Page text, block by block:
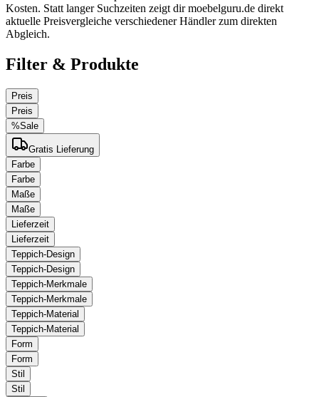
Kosten. Statt langer Suchzeiten zeigt dir moebelguru.de direkt
aktuelle Preisvergleiche verschiedener Händler zum direkten
Abgleich.
Filter & Produkte
Preis
Preis
%Sale
Gratis Lieferung
Farbe
Farbe
Maße
Maße
Lieferzeit
Lieferzeit
Teppich-Design
Teppich-Design
Teppich-Merkmale
Teppich-Merkmale
Teppich-Material
Teppich-Material
Form
Form
Stil
Stil